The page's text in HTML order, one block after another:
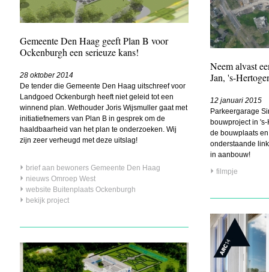
Gemeente Den Haag geeft Plan B voor
Ockenburgh een serieuze kans!
28 oktober 2014
De tender die Gemeente Den Haag uitschreef voor
Landgoed Ockenburgh heeft niet geleid tot een
winnend plan. Wethouder Joris Wijsmuller gaat met
initiatiefnemers van Plan B in gesprek om de
haaldbaarheid van het plan te onderzoeken. Wij
zijn zeer verheugd met deze uitslag!
brief aan bewoners Gemeente Den Haag
nieuws Omroep West
website Buitenplaats Ockenburgh
bekijk project
Neem alvast
Jan, 's-
12 januari 2015
Parkeergarage
bouwproject in
de bouwplaats
onderstaande
in aanbouw!
filmpje